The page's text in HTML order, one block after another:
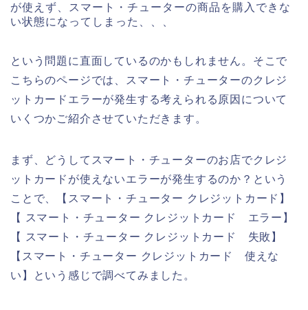
が使えず、スマート・チューターの商品を購入できな
い状態になってしまった、、、
という問題に直面しているのかもしれません。そこで
こちらのページでは、スマート・チューターのクレジ
ットカードエラーが発生する考えられる原因について
いくつかご紹介させていただきます。
まず、どうしてスマート・チューターのお店でクレジ
ットカードが使えないエラーが発生するのか？という
ことで、【スマート・チューター クレジットカード】
【 スマート・チューター クレジットカード エラー】
【 スマート・チューター クレジットカード 失敗】
【スマート・チューター クレジットカード 使えな
い】という感じで調べてみました。